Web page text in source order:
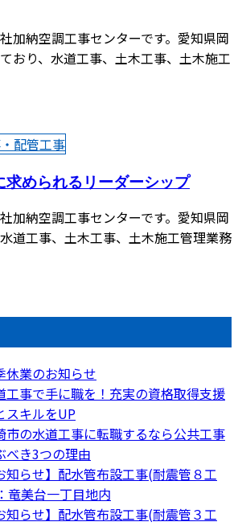
加納空調工事センターです。愛知県岡
おり、水道工事、土木工事、土木施工
配管工事
求められるリーダーシップ
加納空調工事センターです。愛知県岡
道工事、土木工事、土木施工管理業務
休業のお知らせ
工事で手に職を！充実の資格取得支援
スキルをUP
市の水道工事に転職するなら公共工事
べき3つの理由
知らせ】配水管布設工事(耐震管８工
竜美台一丁目地内
知らせ】配水管布設工事(耐震管３工